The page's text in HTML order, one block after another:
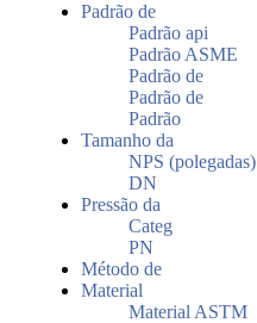
Padrão de
Padrão api
Padrão ASME
Padrão de
Padrão de
Padrão
Tamanho da
NPS (polegadas)
DN
Pressão da
Categ
PN
Método de
Material
Material ASTM